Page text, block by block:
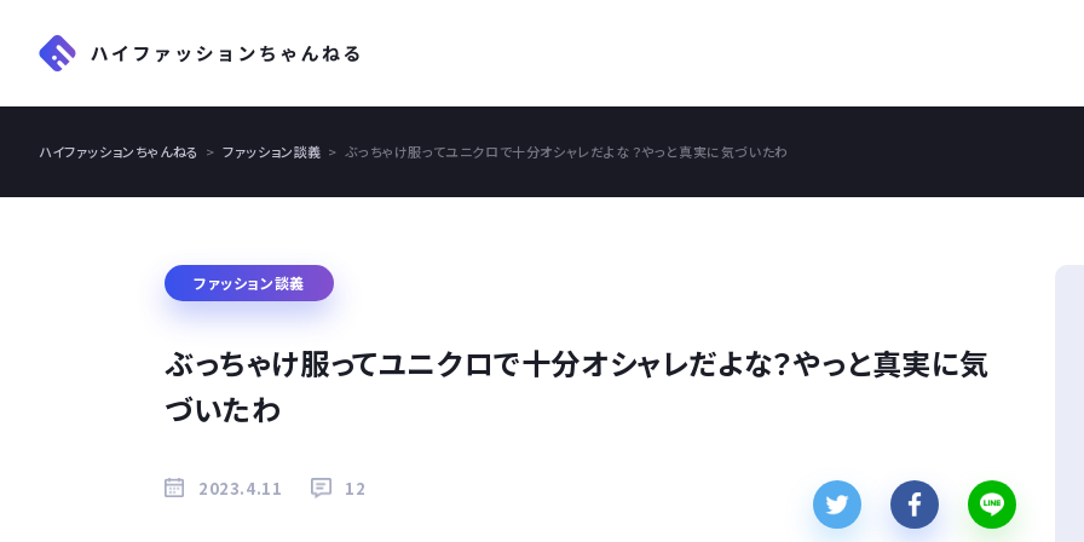
ハイファッションちゃんねる ファッション談義 ぶっちゃけ服ってユニクロで十分オシャレだよな？やっと真実に気づいたわ
ファッション談義
ぶっちゃけ服ってユニクロで十分オシャレだよな？やっと真実に気
づいたわ
2023.4.11 12